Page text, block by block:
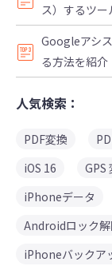
ス）するツ
Googleアシ
る方法を紹介
人気検索：
PDF変換
iOS 16
GPS
iPhoneデータ
Androidロック解
iPhoneバックア